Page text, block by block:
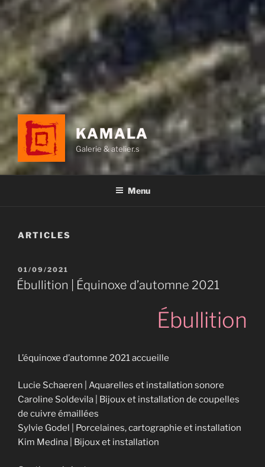
KAMALA
Galerie & atelier.s
Menu
ARTICLES
PUBLIÉ
LE
01/09/2021
Ébullition | Équinoxe d’automne 2021
Ébullition
L’équinoxe d’automne 2021 accueille
Lucie Schaeren | Aquarelles et installation sonore
Caroline Soldevila | Bijoux et installation de coupelles
de cuivre émaillées
Sylvie Godel | Porcelaines, cartographie et installation
Kim Medina | Bijoux et installation